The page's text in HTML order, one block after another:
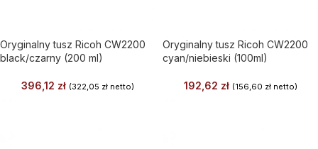
Oryginalny tusz Ricoh CW2200
black/czarny (200 ml)
396,12 zł (322,05 zł netto)
Oryginalny tusz Ricoh CW2200
cyan/niebieski (100ml)
192,62 zł (156,60 złnetto)